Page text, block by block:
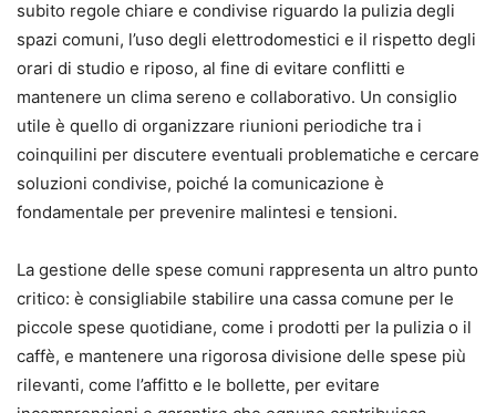
subito regole chiare e condivise riguardo la pulizia degli
spazi comuni, l’uso degli elettrodomestici e il rispetto degli
orari di studio e riposo, al fine di evitare conflitti e
mantenere un clima sereno e collaborativo. Un consiglio
utile è quello di organizzare riunioni periodiche tra i
coinquilini per discutere eventuali problematiche e cercare
soluzioni condivise, poiché la comunicazione è
fondamentale per prevenire malintesi e tensioni.
La gestione delle spese comuni rappresenta un altro punto
critico: è consigliabile stabilire una cassa comune per le
piccole spese quotidiane, come i prodotti per la pulizia o il
caffè, e mantenere una rigorosa divisione delle spese più
rilevanti, come l’affitto e le bollette, per evitare